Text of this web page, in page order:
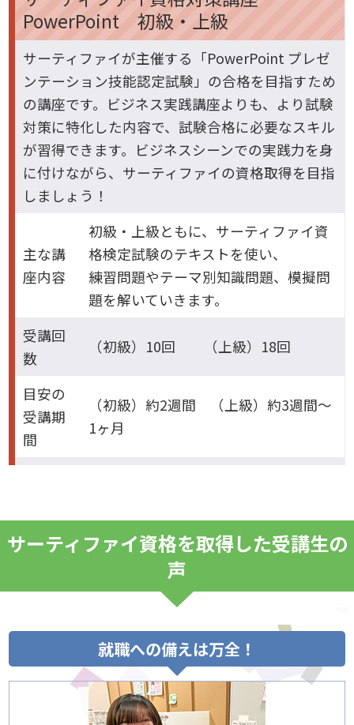
PowerPoint 初級・上級
サーティファイが主催する「PowerPoint プレゼ
ンテーション技能認定試験」の合格を目指すため
の講座です。ビジネス実践講座よりも、より試験
対策に特化した内容で、試験合格に必要なスキル
が習得できます。ビジネスシーンでの実践力を身
に付けながら、サーティファイの資格取得を目指
しましょう！
主な講
座内容
初級・上級ともに、サーティファイ資
格検定試験のテキストを使い、
練習問題やテーマ別知識問題、模擬問
題を解いていきます。
受講回
数
（初級）10回 （上級）18回
目安の
受講期
間
（初級）約2週間 （上級）約3週間～
1ヶ月
サーティファイ資格を取得した受講生の
声
就職への備えは万全！